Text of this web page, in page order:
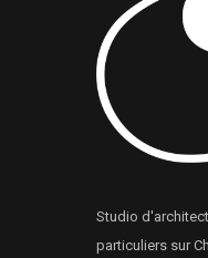
Studio
particuliers sur